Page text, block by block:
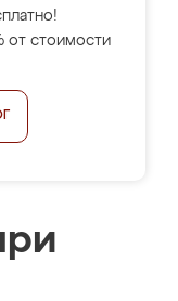
от стоимости